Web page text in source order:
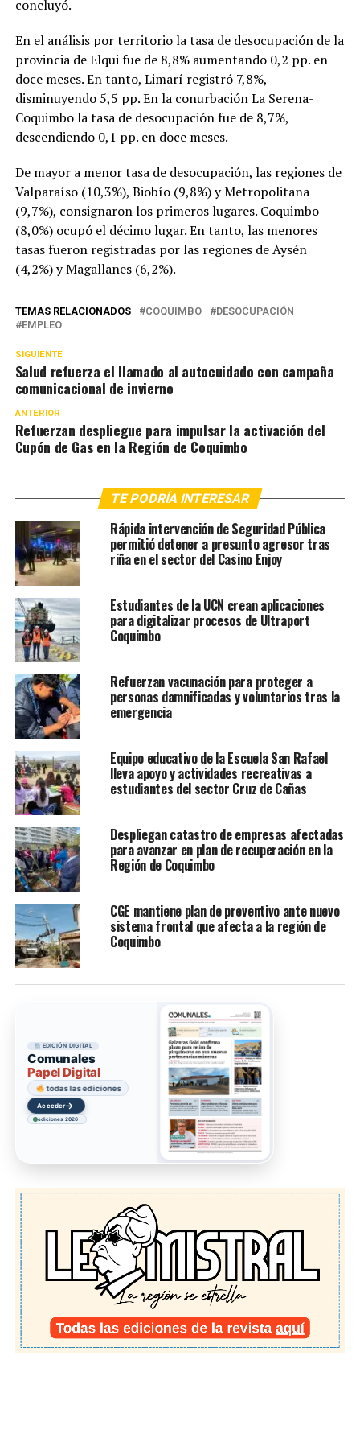
concluyó.
En el análisis por territorio la tasa de desocupación de la
provincia de Elqui fue de 8,8% aumentando 0,2 pp. en
doce meses. En tanto, Limarí registró 7,8%,
disminuyendo 5,5 pp. En la conurbación La Serena-
Coquimbo la tasa de desocupación fue de 8,7%,
descendiendo 0,1 pp. en doce meses.
De mayor a menor tasa de desocupación, las regiones de
Valparaíso (10,3%), Biobío (9,8%) y Metropolitana
(9,7%), consignaron los primeros lugares. Coquimbo
(8,0%) ocupó el décimo lugar. En tanto, las menores
tasas fueron registradas por las regiones de Aysén
(4,2%) y Magallanes (6,2%).
TEMAS RELACIONADOS COQUIMBO
DESOCUPACIÓN
EMPLEO
SIGUIENTE
Salud refuerza el llamado al autocuidado con campaña
comunicacional de invierno
ANTERIOR
Refuerzan despliegue para impulsar la activación del
Cupón de Gas en la Región de Coquimbo
TE PODRÍA INTERESAR
Rápida intervención de Seguridad Pública
permitió detener a presunto agresor tras
riña en el sector del Casino Enjoy
Estudiantes de la UCN crean aplicaciones
para digitalizar procesos de Ultraport
Coquimbo
Refuerzan vacunación para proteger a
personas damnificadas y voluntarios tras la
emergencia
Equipo educativo de la Escuela San Rafael
lleva apoyo y actividades recreativas a
estudiantes del sector Cruz de Cañas
Despliegan catastro de empresas afectadas
para avanzar en plan de recuperación en la
Región de Coquimbo
CGE mantiene plan de preventivo ante nuevo
sistema frontal que afecta a la región de
Coquimbo
EDICIÓN DIGITAL
Comunales
Papel Digital
todas las ediciones
Acceder→
ediciones 2026